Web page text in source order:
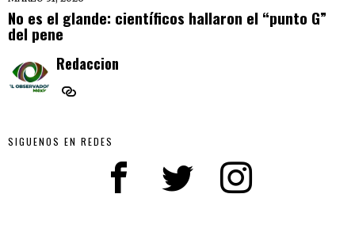
No es el glande: científicos hallaron el “punto G”
del pene
Redaccion
SIGUENOS EN REDES